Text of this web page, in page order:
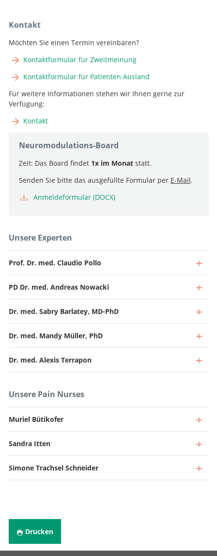
Kontakt
Möchten Sie einen Termin vereinbaren?
Kontaktformular für Zweitmeinung
Kontaktformular für Patienten Ausland
Für weitere Informationen stehen wir Ihnen gerne zur
Verfügung:
Kontakt
Neuromodulations-Board
Zeit: Das Board findet 1x im Monatstatt.
Senden Sie bitte das ausgefüllte Formular per E-Mail.
Anmeldeformular (DOCX)
Unsere Experten
Prof. Dr. med. Claudio Pollo
Facharzt 40%, Leiter Funktionelle Neurochirurgie
PD Dr. med. Andreas Nowacki
Oberarzt
Dr. med. Sabry Barlatey, MD-PhD
Dr. med. Mandy Müller, PhD
Oberärztin
Zum Profil
Dr. med. Alexis Terrapon
Stv. Oberarzt
Unsere Pain Nurses
Muriel Bütikofer
Sandra Itten
Simone Trachsel Schneider
Drucken